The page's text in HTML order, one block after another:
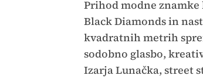
Prihod modne
Black Diamonds in
kvadratnih metrih
sodobno glasbo,
Izarja Lunačka, street